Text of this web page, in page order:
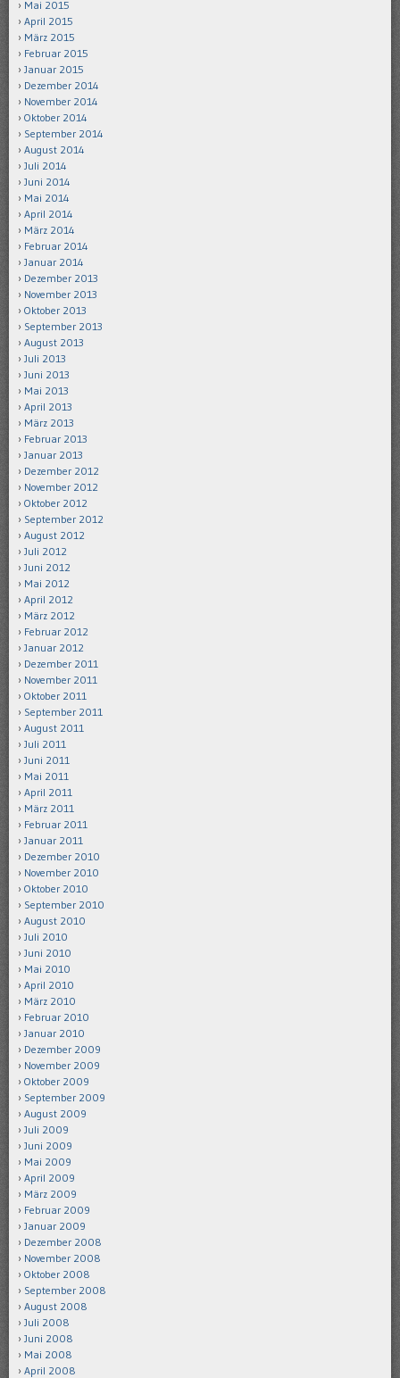
Mai 2015
April 2015
März 2015
Februar 2015
Januar 2015
Dezember 2014
November 2014
Oktober 2014
September 2014
August 2014
Juli 2014
Juni 2014
Mai 2014
April 2014
März 2014
Februar 2014
Januar 2014
Dezember 2013
November 2013
Oktober 2013
September 2013
August 2013
Juli 2013
Juni 2013
Mai 2013
April 2013
März 2013
Februar 2013
Januar 2013
Dezember 2012
November 2012
Oktober 2012
September 2012
August 2012
Juli 2012
Juni 2012
Mai 2012
April 2012
März 2012
Februar 2012
Januar 2012
Dezember 2011
November 2011
Oktober 2011
September 2011
August 2011
Juli 2011
Juni 2011
Mai 2011
April 2011
März 2011
Februar 2011
Januar 2011
Dezember 2010
November 2010
Oktober 2010
September 2010
August 2010
Juli 2010
Juni 2010
Mai 2010
April 2010
März 2010
Februar 2010
Januar 2010
Dezember 2009
November 2009
Oktober 2009
September 2009
August 2009
Juli 2009
Juni 2009
Mai 2009
April 2009
März 2009
Februar 2009
Januar 2009
Dezember 2008
November 2008
Oktober 2008
September 2008
August 2008
Juli 2008
Juni 2008
Mai 2008
April 2008